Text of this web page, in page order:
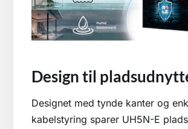
Design til
Designet med tynde kanter og
kabelstyring sparer UH5N-E